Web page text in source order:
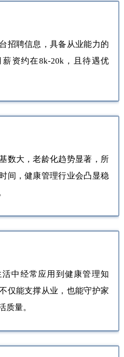
招聘信息，具备从业能力的
资约在8k-20k，且待遇优
数大，老龄化趋势显著，所
间，健康管理行业会凸显稳
中经常应用到健康管理知
仅能支撑从业，也能守护家
质量。